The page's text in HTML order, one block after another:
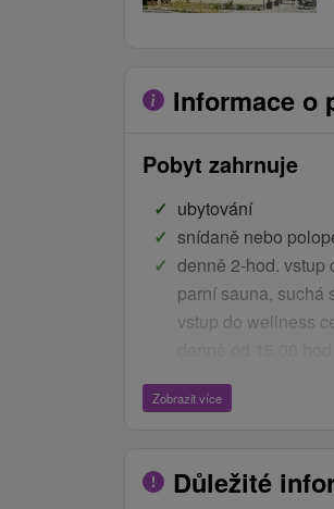
Informace o
Pobyt zahrnuje
ubytování
snídaně nebo
denně 2-hod. vstup
parní sauna, suchá
vstup do wellness
bazének je
zóna)
Zobrazit více
Důležité